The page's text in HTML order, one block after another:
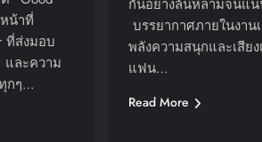
น้าที่
ที่ส่งมอบ
และความ
กๆ…
กันอย่างล้นหลามจนแ
บรรยากาศภายในงาน
พลังความสนุกและเสียง
แฟน…
Read More